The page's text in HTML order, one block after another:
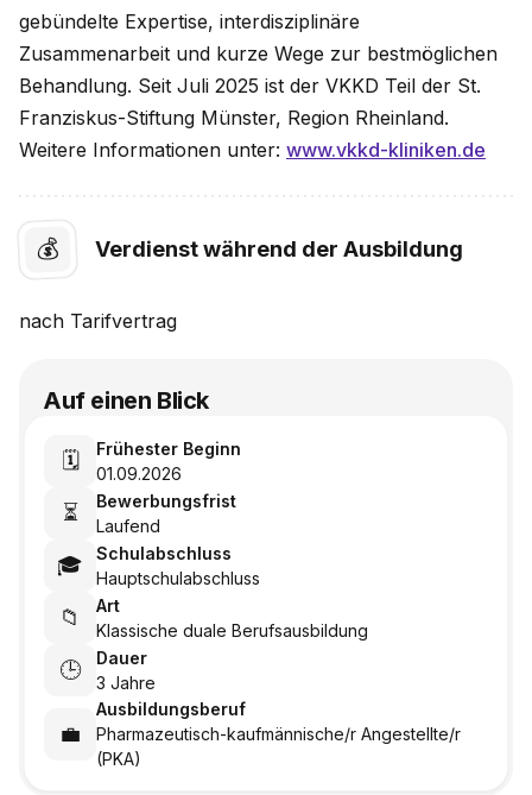
gebündelte Expertise, interdisziplinäre
Zusammenarbeit und kurze Wege zur bestmöglichen
Behandlung. Seit Juli 2025 ist der VKKD Teil der St.
Franziskus-Stiftung Münster, Region Rheinland.
Weitere Informationen unter: www.vkkd-kliniken.de
💰 Verdienst während der Ausbildung
nach Tarifvertrag
Auf einen Blick
🗓️
Frühester Beginn
01.09.2026
⏳
Bewerbungsfrist
Laufend
🎓
Schulabschluss
Hauptschulabschluss
📁
Art
Klassische duale Berufsausbildung
🕒
Dauer
3 Jahre
💼
Ausbildungsberuf
Pharmazeutisch-kaufmännische/r Angestellte/r
(PKA)